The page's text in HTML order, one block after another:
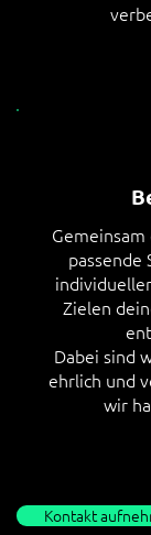
passende
Zielen
Dabei sind
ehrlich und
wir
Kontakt